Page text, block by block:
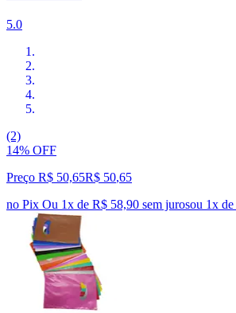
5.0
(2)
14% OFF
Preço R$ 50,65R$ 50,65
no Pix Ou 1x de R$ 58,90 sem jurosou 1x de